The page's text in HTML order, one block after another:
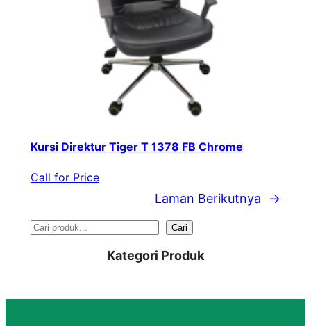
Kursi Direktur Tiger T 1378 FB Chrome
Call for Price
Laman Berikutnya →
S
r
Cari
Kategori Produk